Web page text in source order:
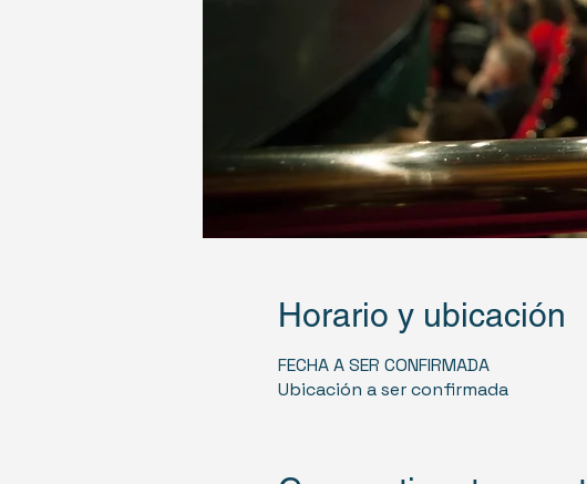
Horario y ubicación
FECHA A SER CONFIRMADA
Ubicación a ser confirmada